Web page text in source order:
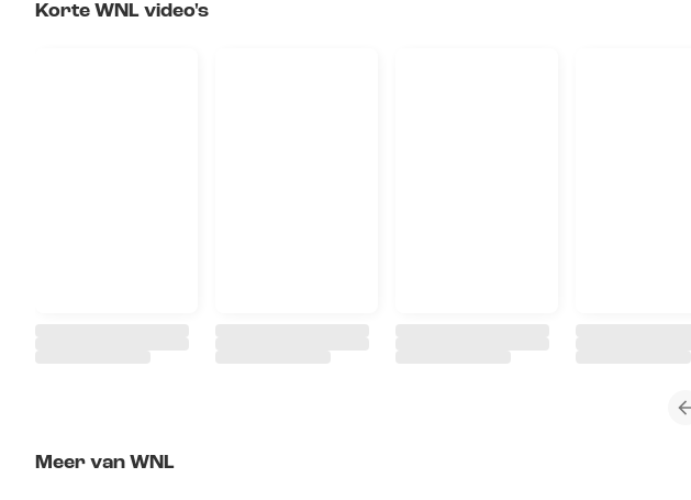
Korte WNL video's
Meer van WNL